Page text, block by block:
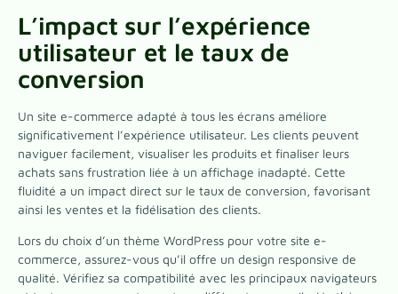
L’impact sur l’expérience
utilisateur et le taux de
conversion
Un site e-commerce adapté à tous les écrans améliore
significativement l’expérience utilisateur. Les clients peuvent
naviguer facilement, visualiser les produits et finaliser leurs
achats sans frustration liée à un affichage inadapté. Cette
fluidité a un impact direct sur le taux de conversion, favorisant
ainsi les ventes et la fidélisation des clients.
Lors du choix d’un thème WordPress pour votre site e-
commerce, assurez-vous qu’il offre un design responsive de
qualité. Vérifiez sa compatibilité avec les principaux navigateurs